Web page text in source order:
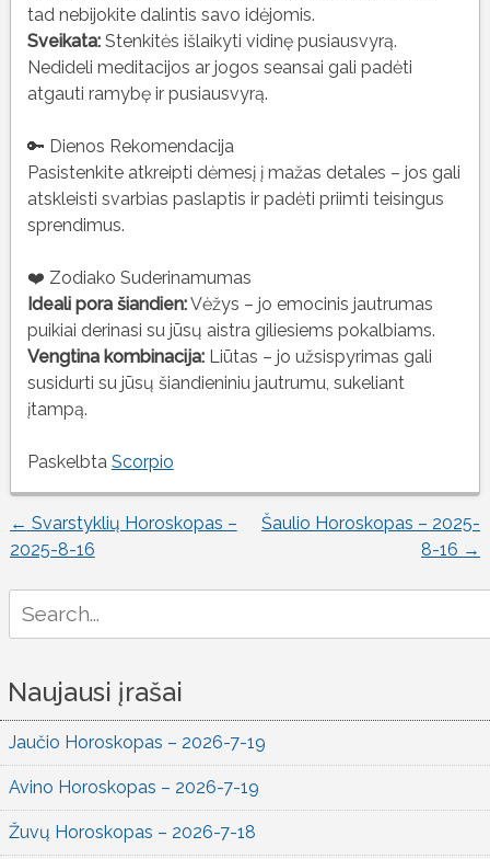
tad nebijokite dalintis savo idėjomis.
Sveikata:Stenkitės išlaikyti vidinę pusiausvyrą.
Nedideli meditacijos ar jogos seansai gali padėti
atgauti ramybę ir pusiausvyrą.
🔑 Dienos Rekomendacija
Pasistenkite atkreipti dėmesį į mažas detales – jos gali
atskleisti svarbias paslaptis ir padėti priimti teisingus
sprendimus.
❤️ Zodiako Suderinamumas
Ideali pora šiandien:Vėžys – jo emocinis jautrumas
puikiai derinasi su jūsų aistra giliesiems pokalbiams.
Vengtina kombinacija:Liūtas – jo užsispyrimas gali
susidurti su jūsų šiandieniniu jautrumu, sukeliant
įtampą.
Paskelbta Scorpio
Įrašo
naršymas
← Svarstyklių Horoskopas –
2025-8-16
Šaulio Horoskopas – 2025-
8-16 →
for:
Naujausi įrašai
Jaučio Horoskopas – 2026-7-19
Avino Horoskopas – 2026-7-19
Žuvų Horoskopas – 2026-7-18